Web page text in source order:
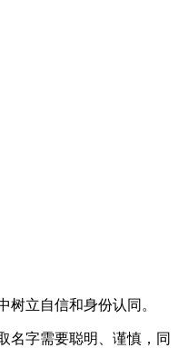
立自信和身份认同。
名字需要聪明、谨慎，同